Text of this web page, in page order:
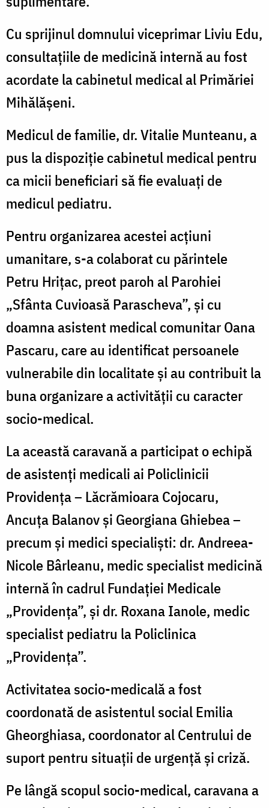
Cu sprijinul domnului viceprimar Liviu Edu,
consultațiile de medicină internă au fost
acordate la cabinetul medical al Primăriei
Mihălășeni.
Medicul de familie, dr. Vitalie Munteanu, a
pus la dispoziție cabinetul medical pentru
ca micii beneficiari să fie evaluați de
medicul pediatru.
Pentru organizarea acestei acțiuni
umanitare, s-a colaborat cu părintele
Petru Hrițac, preot paroh al Parohiei
„Sfânta Cuvioasă Parascheva”, și cu
doamna asistent medical comunitar Oana
Pascaru, care au identificat persoanele
vulnerabile din localitate și au contribuit la
buna organizare a activității cu caracter
socio-medical.
La această caravană a participat o echipă
de asistenți medicali ai Policlinicii
Providența – Lăcrămioara Cojocaru,
Ancuța Balanov și Georgiana Ghiebea –
precum și medici specialiști: dr. Andreea-
Nicole Bârleanu, medic specialist medicină
internă în cadrul Fundației Medicale
„Providența”, și dr. Roxana Ianole, medic
specialist pediatru la Policlinica
„Providența”.
Activitatea socio-medicală a fost
coordonată de asistentul social Emilia
Gheorghiasa, coordonator al Centrului de
suport pentru situații de urgență și criză.
Pe lângă scopul socio-medical, caravana a